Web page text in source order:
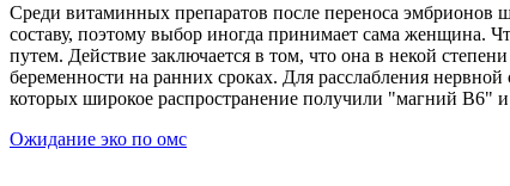
Среди витаминных препаратов после переноса эмбрионов
составу, поэтому выбор иногда принимает сама женщина.
путем. Действие заключается в том, что она в некой
беременности на ранних сроках. Для расслабления
которых широкое распространение получили "магний В6"
Ожидание эко по омс